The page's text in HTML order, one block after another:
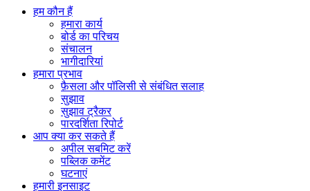
हम कौन हैं
हमारा कार्य
बोर्ड का परिचय
संचालन
भागीदारियां
हमारा प्रभाव
फ़ैसला और पॉलिसी से संबंधित सलाह
सुझाव
सुझाव ट्रैकर
पारदर्शिता रिपोर्ट
आप क्या कर सकते हैं
अपील सबमिट करें
पब्लिक कमेंट
घटनाएं
हमारी इनसाइट